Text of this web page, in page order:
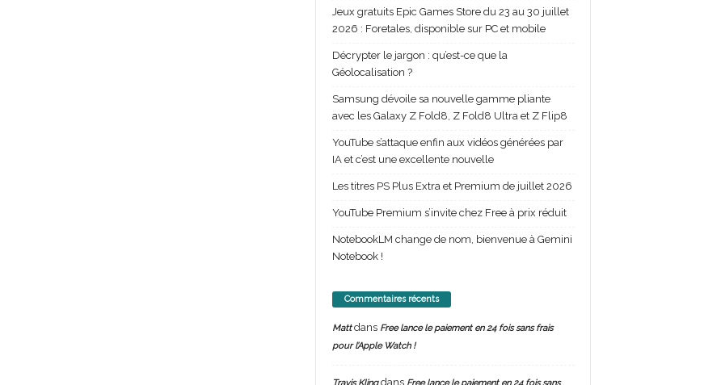
Jeux gratuits Epic Games Store du 23 au 30 juillet
2026 : Foretales, disponible sur PC et mobile
Décrypter le jargon : qu’est-ce que la
Géolocalisation ?
Samsung dévoile sa nouvelle gamme pliante
avec les Galaxy Z Fold8, Z Fold8 Ultra et Z Flip8
YouTube s’attaque enfin aux vidéos générées par
IA et c’est une excellente nouvelle
Les titres PS Plus Extra et Premium de juillet 2026
YouTube Premium s’invite chez Free à prix réduit
NotebookLM change de nom, bienvenue à Gemini
Notebook !
Commentaires récents
Mattdans Free lance le paiement en 24 fois sans frais
pour l’Apple Watch !
Travis Klingdans Free lance le paiement en 24 fois sans